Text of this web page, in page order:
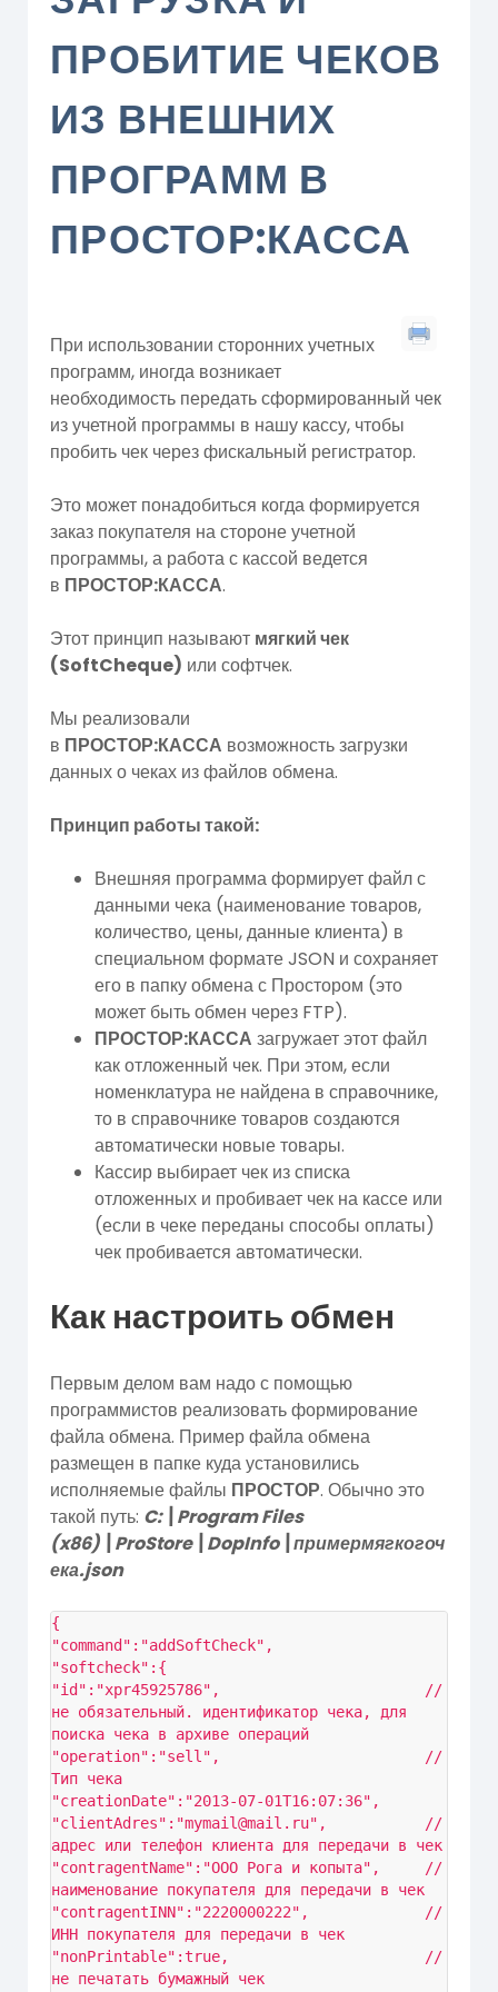
ПРОБИТИЕ ЧЕКОВ
ИЗ ВНЕШНИХ
ПРОГРАММ В
ПРОСТОР:КАССА
При использовании сторонних учетных
программ, иногда возникает
необходимость передать сформированный чек
из учетной программы в нашу кассу, чтобы
пробить чек через фискальный регистратор.
Это может понадобиться когда формируется
заказ покупателя на стороне учетной
программы, а работа с кассой ведется
в ПРОСТОР:КАССА.
Этот принцип называют мягкий чек
(SoftCheque) или софтчек.
Мы реализовали
в ПРОСТОР:КАССА возможность загрузки
данных о чеках из файлов обмена.
Принцип работы такой:
Внешняя программа формирует файл с
данными чека (наименование товаров,
количество, цены, данные клиента) в
специальном формате JSON и сохраняет
его в папку обмена с Простором (это
может быть обмен через FTP).
ПРОСТОР:КАССА загружает этот файл
как отложенный чек. При этом, если
номенклатура не найдена в справочнике,
то в справочнике товаров создаются
автоматически новые товары.
Кассир выбирает чек из списка
отложенных и пробивает чек на кассе или
(если в чеке переданы способы оплаты)
чек пробивается автоматически.
Как настроить обмен
Первым делом вам надо с помощью
программистов реализовать формирование
файла обмена. Пример файла обмена
размещен в папке куда установились
исполняемые файлы ПРОСТОР. Обычно это
такой путь: C:\Program Files
(x86)\ProStore\DopInfo\примермягкогоч
ека.json
{
"command":"addSoftCheck",
"softcheck":{
"id":"xpr45925786",                       //
не обязательный. идентификатор чека, для
поиска чека в архиве операций
"operation":"sell",                       //
Тип чека
"creationDate":"2013-07-01T16:07:36",
"clientAdres":"mymail@mail.ru",           //
адрес или телефон клиента для передачи в чек
"contragentName":"ООО Рога и копыта",     //
наименование покупателя для передачи в чек
"contragentINN":"2220000222",             //
ИНН покупателя для передачи в чек
"nonPrintable":true,                      //
не печатать бумажный чек